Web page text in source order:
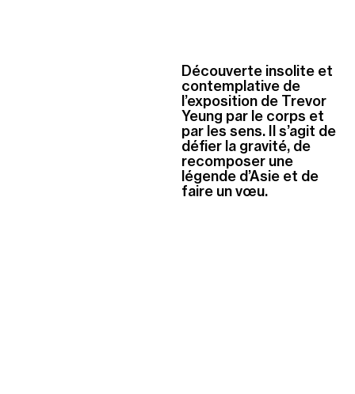
Découverte insolite et
contemplative de
l’exposition de Trevor
Yeung par le corps et
par les sens. Il s’agit de
défier la gravité, de
recomposer une
légende d’Asie et de
faire un vœu.